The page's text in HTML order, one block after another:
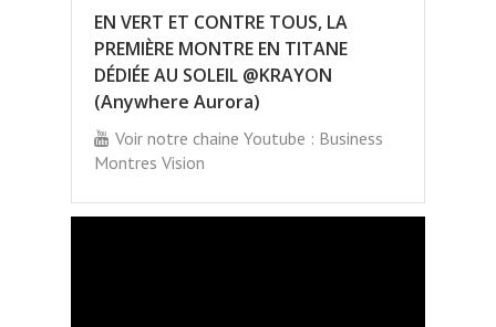
EN VERT ET CONTRE TOUS, LA
PREMIÈRE MONTRE EN TITANE
DÉDIÉE AU SOLEIL @KRAYON
(Anywhere Aurora)
Voir notre chaine Youtube : Business
Montres Vision